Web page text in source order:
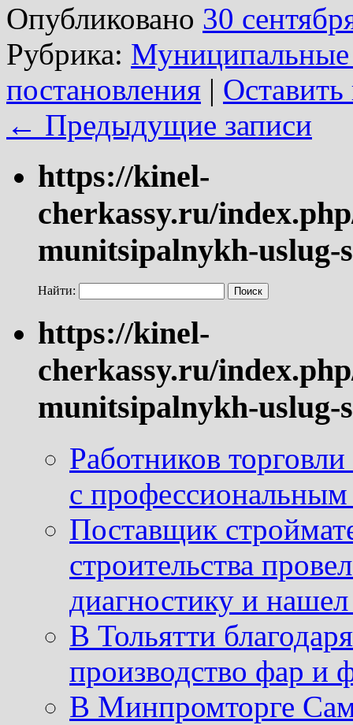
Опубликовано 30
Рубрика:
постановления |
← Предыдущие записи
https://kinel-
cherkassy.ru/
munitsipalnykh-uslug-
Найти:
https://kinel-
cherkassy.ru/
munitsipalnykh-uslug-
Работников
с
Поставщик
строительства
диагностику и
В Тольятти
производство фар и
В Минпромторге